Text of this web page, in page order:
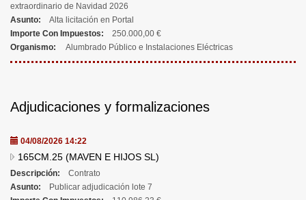
extraordinario de Navidad 2026
Asunto:
Alta licitación en Portal
Importe Con Impuestos:
250.000,00 €
Organismo:
Alumbrado Público e Instalaciones Eléctricas
Adjudicaciones y formalizaciones
04/08/2026 14:22
165CM.25 (MAVEN E HIJOS SL)
Descripción:
Contrato
Asunto:
Publicar adjudicación lote 7